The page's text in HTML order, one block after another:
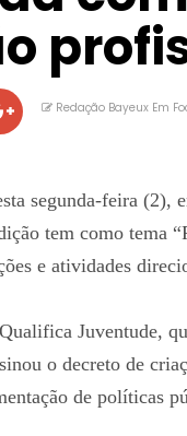
Redação Bayeux Em
segunda-feira (2),
tem como tema
e atividades
Juventude,
o decreto de
de políticas